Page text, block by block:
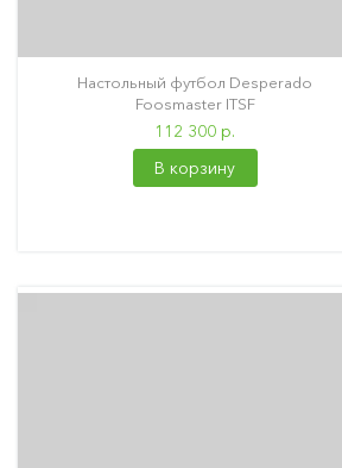
Настольный футбол Desperado
Foosmaster ITSF
112 300 р.
В корзину